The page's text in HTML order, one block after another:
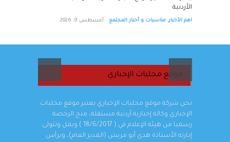
الأردنية
اهم الأخبار, مناسبات و أخبار المجتمع أغسطس 9, 2026
موقع محليات الإخباري
نحن شركة موقع محليات الإخباري يعتبر موقع محليات
الإخباري وكالة إخبارية أردنية مستقلة، منح الرخصة
رسميا من هيئة الإعلام في ( 18/6/2017 ) ويمل وتتولى
إدارته الأستاذة هدى أبو مريش (المدير العام)، ويرأس